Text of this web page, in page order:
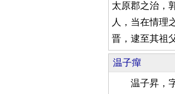
太原郡之治，
人，当在情理
晋，逮至其祖
温子癉
温子昇，字